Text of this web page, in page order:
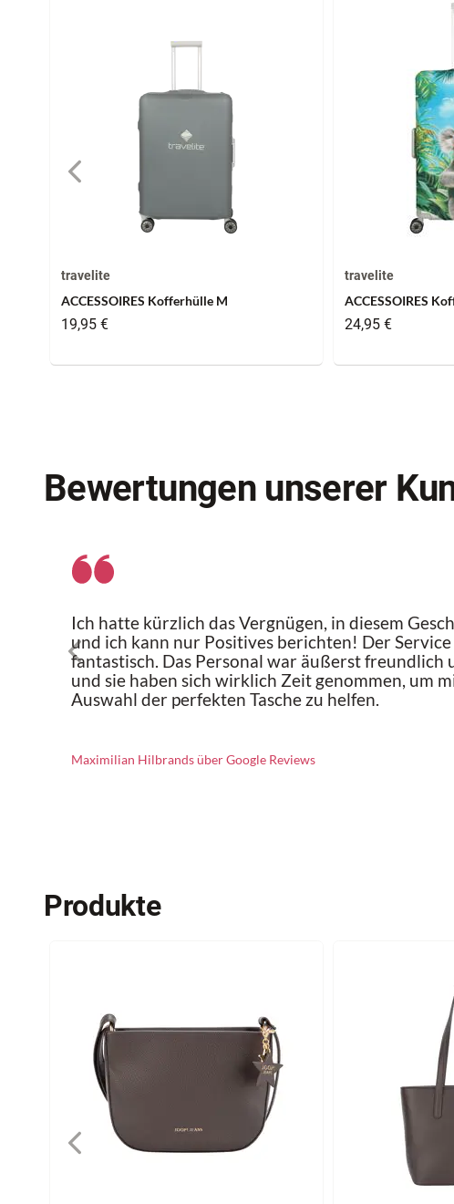
travelite
ACCESSOIRES Kofferhülle M
19,95 €
travelite
ACCESSOIRES
24,95 €
Bewertungen unserer
Ich hatte kürzlich das Vergnügen, in diesem
und ich kann nur Positives berichten! Der
fantastisch. Das Personal war äußerst freundlich
und sie haben sich wirklich Zeit genommen, um
Auswahl der perfekten Tasche zu helfen.
Maximilian Hilbrands über Google Reviews
Produkte